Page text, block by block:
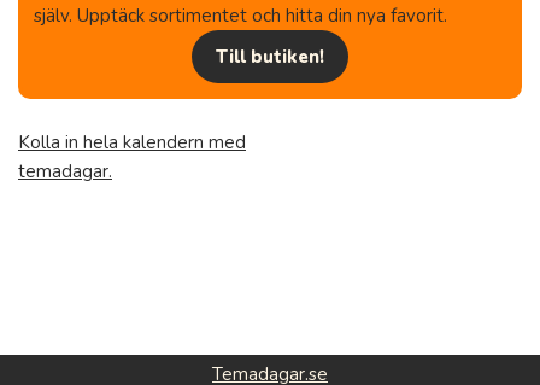
själv. Upptäck sortimentet och hitta din nya favorit.
Till butiken!
Kolla in hela kalendern med
temadagar.
Temadagar.se